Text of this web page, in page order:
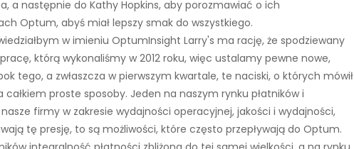
a następnie do Kathy Hopkins, aby porozmawiać o ich
Optum, abyś miał lepszy smak do wszystkiego.
w imieniu OptumInsight Larry's ma rację, że spodziewany
którą wykonaliśmy w 2012 roku, więc ustalamy pewne nowe,
tego, a zwłaszcza w pierwszym kwartale, te naciski, o których mówił
całkiem proste sposoby. Jeden na naszym rynku płatników i
firmy w zakresie wydajności operacyjnej, jakości i wydajności,
tę presję, to są możliwości, które często przepływają do Optum.